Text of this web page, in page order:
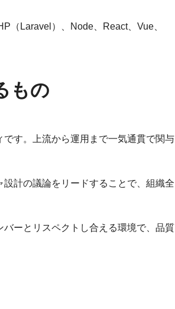
（Laravel）、Node、React、Vue、
もの
す。上流から運用まで一気通貫で関与
計の議論をリードすることで、組織全
ーとリスペクトし合える環境で、品質